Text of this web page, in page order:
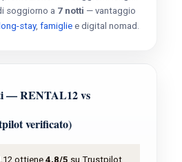
soggiorno a 7 notti — vantaggio
stay, famigliee digital nomad.
— RENTAL12 vs
verificato)
ottiene 4,8/5 su Trustpilot